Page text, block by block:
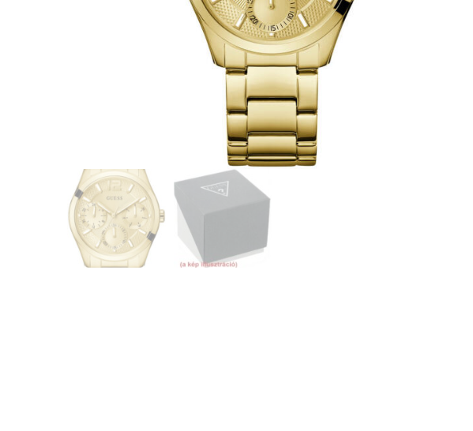
615
DIVAT KARÓRÁK (Curren, Oulm,Naviforce, D-